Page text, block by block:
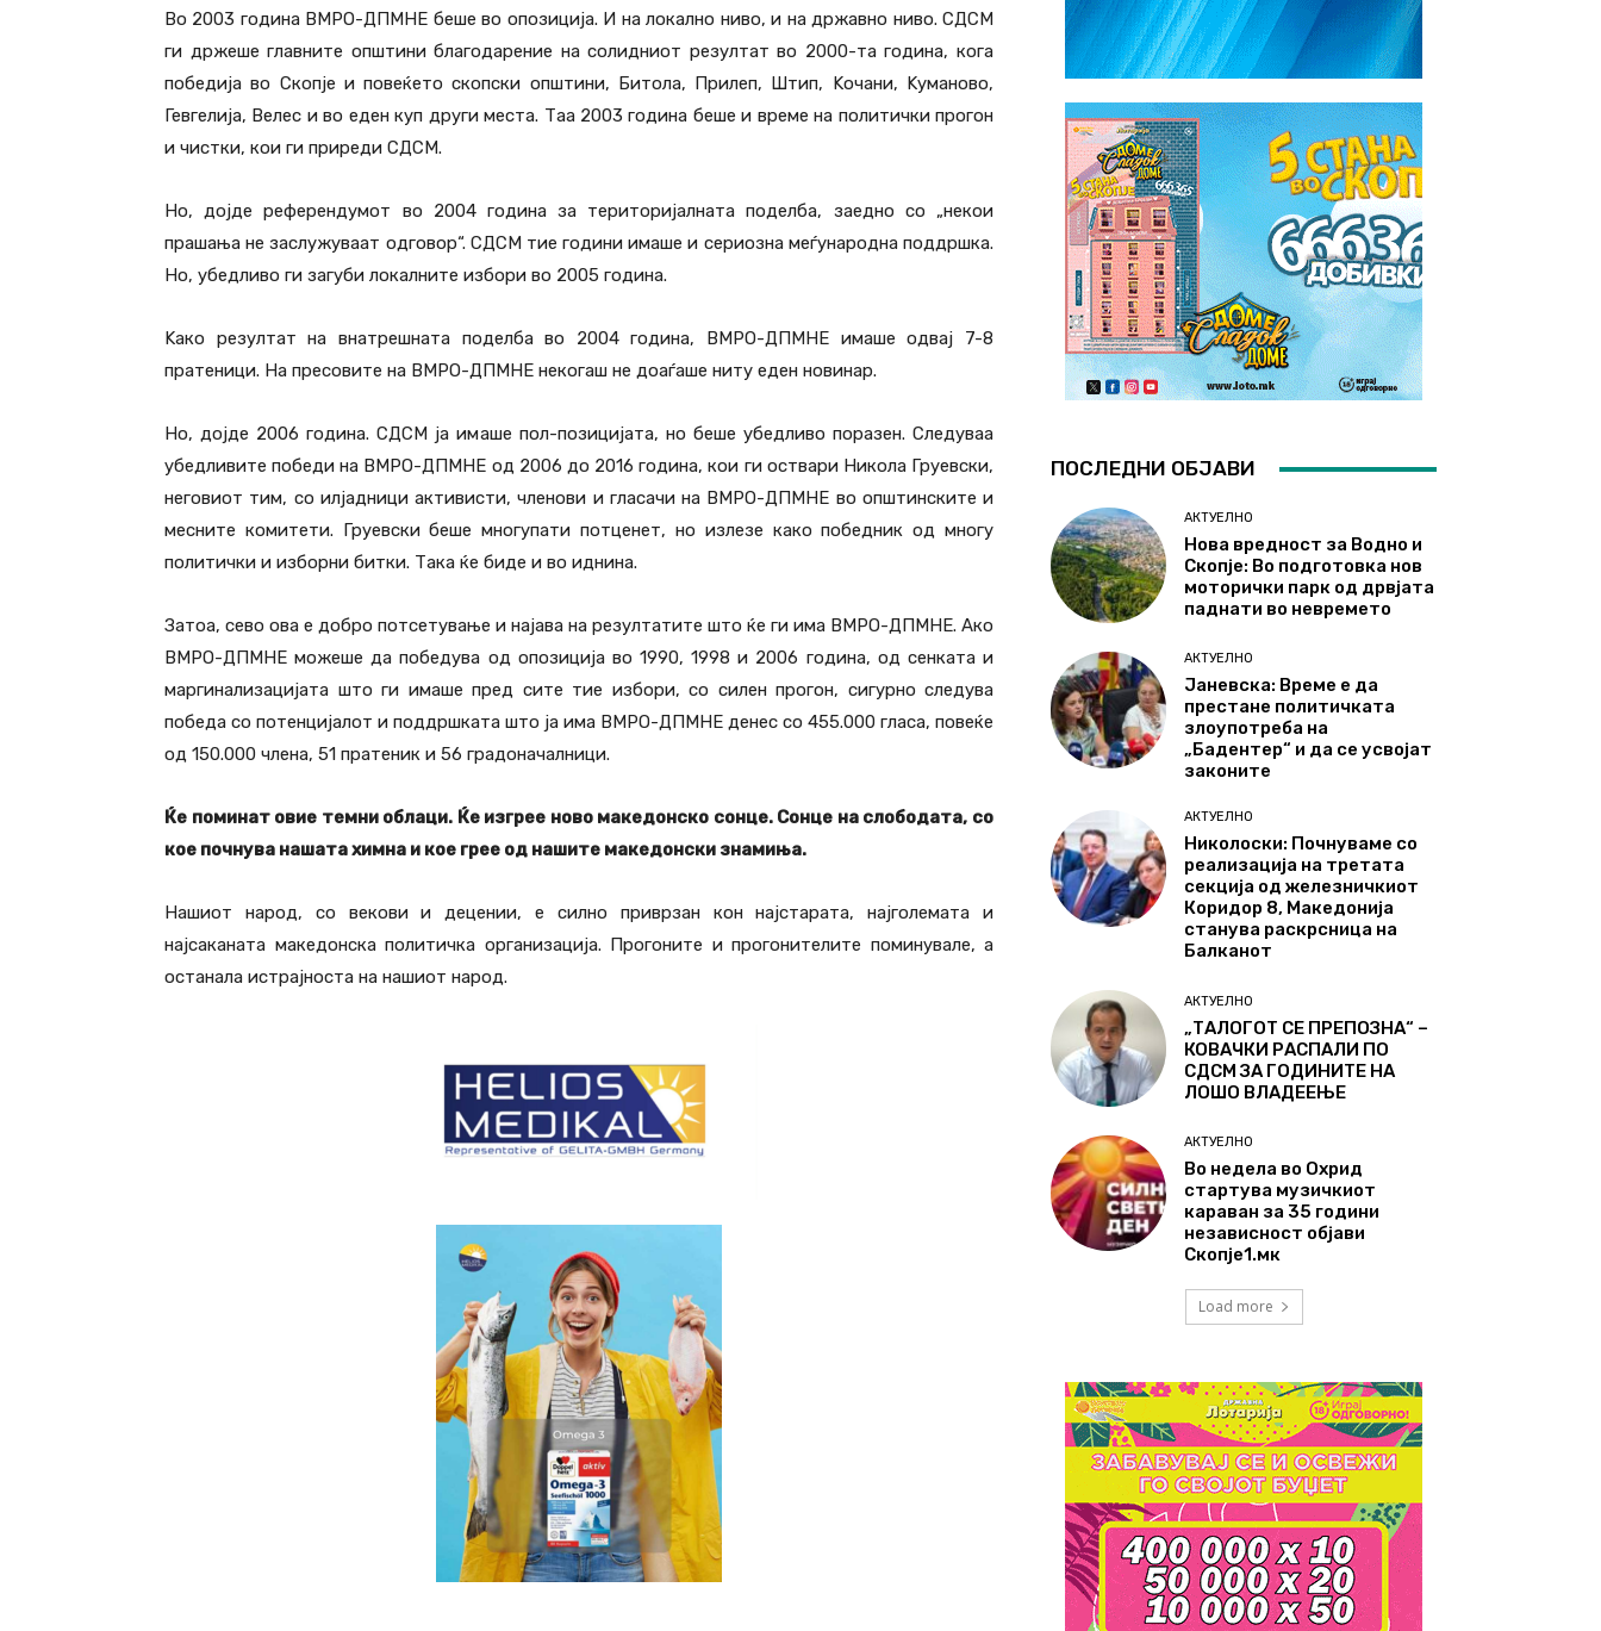
Во 2003 година ВМРО-ДПМНЕ беше во опозиција. И на локално ниво, и на државно ниво. СДСМ
ги држеше главните општини благодарение на солидниот резултат во 2000-та година, кога
победија во Скопје и повеќето скопски општини, Битола, Прилеп, Штип, Kочани, Kуманово,
Гевгелија, Велес и во еден куп други места. Таа 2003 година беше и време на политички прогон
и чистки, кои ги приреди СДСМ.
Но, дојде референдумот во 2004 година за територијалната поделба, заедно со „некои
прашања не заслужуваат одговор“. СДСМ тие години имаше и сериозна меѓународна поддршка.
Но, убедливо ги загуби локалните избори во 2005 година.
Kако резултат на внатрешната поделба во 2004 година, ВМРО-ДПМНЕ имаше одвај 7-8
пратеници. На пресовите на ВМРО-ДПМНЕ некогаш не доаѓаше ниту еден новинар.
Но, дојде 2006 година. СДСМ ја имаше пол-позицијата, но беше убедливо поразен. Следуваа
убедливите победи на ВМРО-ДПМНЕ од 2006 до 2016 година, кои ги оствари Никола Груевски,
неговиот тим, со илјадници активисти, членови и гласачи на ВМРО-ДПМНЕ во општинските и
месните комитети. Груевски беше многупати потценет, но излезе како победник од многу
политички и изборни битки. Така ќе биде и во иднина.
Затоа, сево ова е добро потсетување и најава на резултатите што ќе ги има ВМРО-ДПМНЕ. Ако
ВМРО-ДПМНЕ можеше да победува од опозиција во 1990, 1998 и 2006 година, од сенката и
маргинализацијата што ги имаше пред сите тие избори, со силен прогон, сигурно следува
победа со потенцијалот и поддршката што ја има ВМРО-ДПМНЕ денес со 455.000 гласа, повеќе
од 150.000 члена, 51 пратеник и 56 градоначалници.
Ќе поминат овие темни облаци. Ќе изгрее ново македонско сонце. Сонце на слободата, со
кое почнува нашата химна и кое грее од нашите македонски знамиња.
Нашиот народ, со векови и децении, е силно приврзан кон најстарата, најголемата и
најсаканата македонска политичка организација. Прогоните и прогонителите поминувале, а
останала истрајноста на нашиот народ.
ПОСЛЕДНИ ОБЈАВИ
АКТУЕЛНО
Нова вредност за Водно и
Скопје: Во подготовка нов
моторички парк од дрвјата
паднати во невремето
АКТУЕЛНО
Јаневска: Време е да
престане политичката
злоупотреба на
„Бадентер“ и да се усвојат
законите
АКТУЕЛНО
Николоски: Почнуваме со
реализација на третата
секција од железничкиот
Коридор 8, Македонија
станува раскрсница на
Балканот
АКТУЕЛНО
„ТАЛОГОТ СЕ ПРЕПОЗНА“ –
КОВАЧКИ РАСПАЛИ ПО
СДСМ ЗА ГОДИНИТЕ НА
ЛОШО ВЛАДЕЕЊЕ
АКТУЕЛНО
Во недела во Охрид
стартува музичкиот
караван за 35 години
независност објави
Скопје1.мк
Load more